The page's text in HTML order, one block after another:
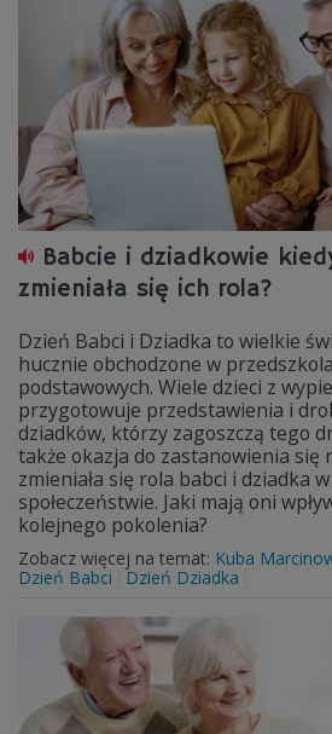
Babcie i dziadkowie
zmieniała się ich rola?
Dzień Babci i Dziadka to wielkie
hucznie obchodzone w
podstawowych. Wiele dzieci z
przygotowuje przedstawienia i
dziadków, którzy zagoszczą tego
także okazja do zastanowienia się
zmieniała się rola babci i dziadka
społeczeństwie. Jaki mają oni
kolejnego pokolenia?
Zobacz więcej na temat: Kuba
Dzień Babci
Dzień Dziadka